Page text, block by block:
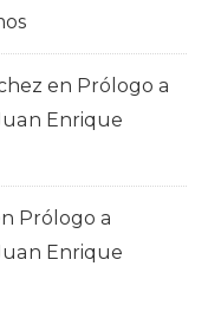
en Prólogo a
Enrique
Prólogo a
Enrique